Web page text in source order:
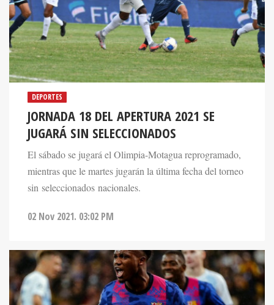
DEPORTES
JORNADA 18 DEL APERTURA 2021 SE
JUGARÁ SIN SELECCIONADOS
El sábado se jugará el Olimpia-Motagua reprogramado,
mientras que le martes jugarán la última fecha del torneo
sin seleccionados nacionales.
02 Nov 2021. 03:02 PM